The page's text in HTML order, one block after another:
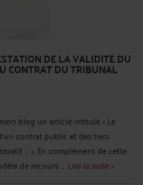
DE LA VALIDITÉ DU
CONTRAT DU TRIBUNAL
blog un article intitulé « Le
contrat public et des tiers
... ». En complément de cette
de recours ... Lire la suite >